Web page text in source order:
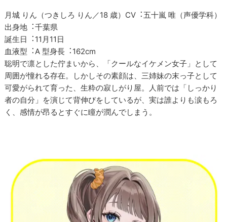
月城 りん（つきしろ りん／18 歳）CV︓五十嵐 唯（声優学科）
出身地︓千葉県
誕生日︓11月11日
⾎液型︓A 型身長︓162cm
聡明で凛とした佇まいから、「クールなイケメン女子」として
周囲が憧れる存在。しかしその素顔は、三姉妹の末っ子として
可愛がられて育った、生粋の寂しがり屋。人前では「しっかり
者の自分」を演じて背伸びをしているが、実は誰よりも涙もろ
く、感情が昂るとすぐに瞳が潤んでしまう。